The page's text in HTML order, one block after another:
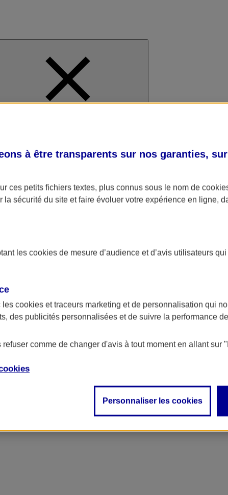
à être transparents sur nos garanties,
ces petits fichiers textes, plus connus sous le nom de
sécurité du site et faire évoluer votre expérience en ligne,
les cookies de mesure d’audience et d’avis utilisateurs
les cookies et traceurs marketing et de personnalisation qui
des publicités personnalisées et de suivre la performance
comme de changer d'avis à tout moment en allant sur
Personnaliser les cookies